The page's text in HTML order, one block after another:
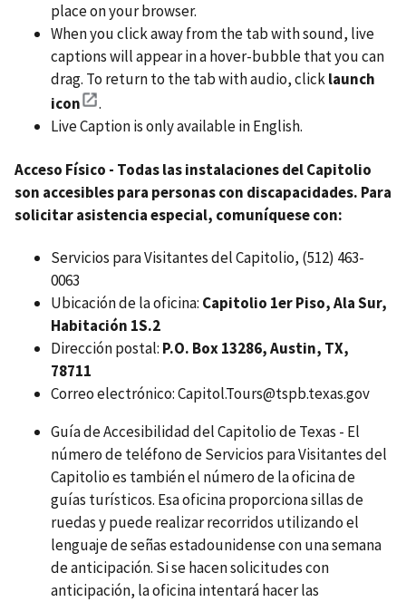
place on your browser.
When you click away from the tab with sound, live
captions will appear in a hover-bubble that you can
drag. To return to the tab with audio, clicklaunch
icon
.
Live Caption is only available in English.
Acceso Físico - Todas las instalaciones del Capitolio
son accesibles para personas con discapacidades. Para
solicitar asistencia especial, comuníquese con:
Servicios para Visitantes del Capitolio, (512) 463-
0063
Ubicación de la oficina: Capitolio 1er Piso, Ala Sur,
Habitación 1S.2
Dirección postal: P.O. Box 13286, Austin, TX,
78711
Correo electrónico: Capitol.Tours@tspb.texas.gov
Guía de Accesibilidad del Capitolio de Texas - El
número de teléfono de Servicios para Visitantes del
Capitolio es también el número de la oficina de
guías turísticos. Esa oficina proporciona sillas de
ruedas y puede realizar recorridos utilizando el
lenguaje de señas estadounidense con una semana
de anticipación. Si se hacen solicitudes con
anticipación, la oficina intentará hacer las